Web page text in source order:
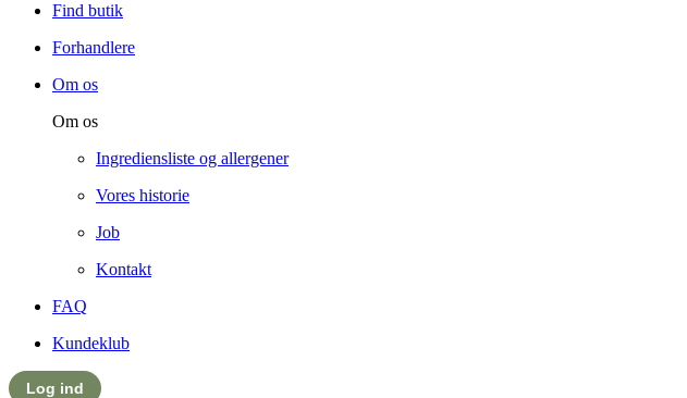
Find butik
Forhandlere
Om os
Om os
Ingrediensliste og allergener
Vores historie
Job
Kontakt
FAQ
Kundeklub
Log ind